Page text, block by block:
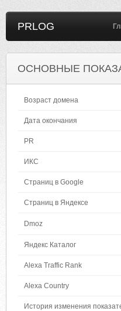
PRLOG
ОСНОВНЫЕ
Возраст домена
Дата окончания
PR
ИКС
Страниц в Google
Страниц в Яндексе
Dmoz
Яндекс Каталог
Alexa Traffic Rank
Alexa Country
История изменения